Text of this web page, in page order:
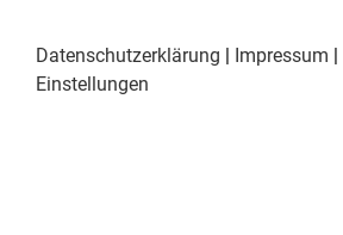
Datenschutzerklärung Impressum
Einstellungen